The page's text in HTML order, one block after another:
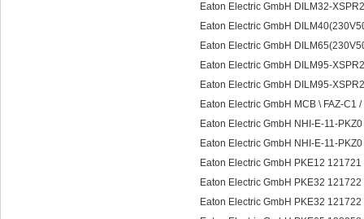
Eaton Electric GmbH DILM32-
Eaton Electric GmbH
Eaton Electric GmbH
Eaton Electric GmbH DILM95-
Eaton Electric GmbH DILM95-
Eaton Electric GmbH MCB \ FAZ-C1
Eaton Electric GmbH NHI-E-11-
Eaton Electric GmbH NHI-E-11-
Eaton Electric GmbH PKE12
Eaton Electric GmbH PKE32
Eaton Electric GmbH PKE32